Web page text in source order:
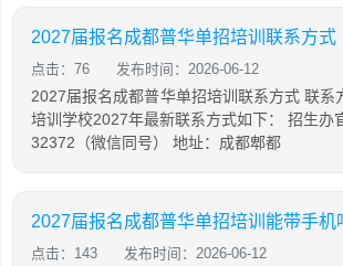
2027届报名成都普华单招培训联系方式
点击：76 发布时间：2026-06-12
2027届报名成都普华单招培训联系方式 联系
培训学校2027年最新联系方式如下： 招生办
32372（微信同号） 地址：成都郫都
2027届报名成都普华单招培训能带手机
点击：143 发布时间：2026-06-12